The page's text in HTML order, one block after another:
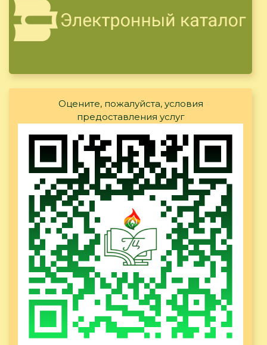
Оцените, пожалуйста, условия
предоставления услуг